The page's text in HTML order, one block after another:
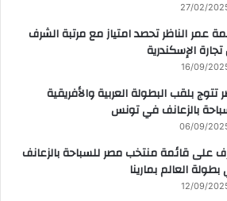
27/02/
عمر الناظر تحصد امتياز مع مرتبة الشرف
الإسكندرية
16/09/
تتوج بلقب البطولة العربية والأفريقية
بالزعانف في تونس
06/09/
على قائمة منتخب مصر للسباحة بالزعانف
العالم بمارينا
12/09/